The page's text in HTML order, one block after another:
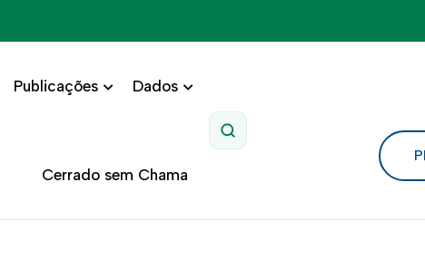
Publicações Dados
Cerrado sem Chama
Pesquisar